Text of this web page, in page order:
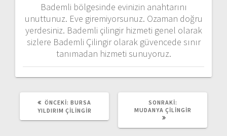
Bademli bölgesinde evinizin anahtarını
unuttunuz. Eve giremiyorsunuz. Ozaman doğru
yerdesiniz. Bademli çilingir hizmeti genel olarak
sizlere Bademli Çilingir olarak güvencede sınır
tanımadan hizmeti sunuyoruz.
o
l
a
ÖNCEKI: Ö
N
BURSA
YILDIRIM ÇILINGIR
SONRAKI:
O
MUDANYA ÇILINGIR